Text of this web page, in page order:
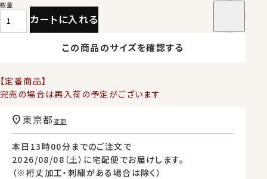
カートに入れる
この商品のサイズを確認する
【定番商品】
完売の場合は再入荷の予定がございます
本日 13時00分までのご注文で
2026/08/08（土） に宅配便 でお届けします。
（※裄丈加工・刺繍がある場合は除く）
東京都変更